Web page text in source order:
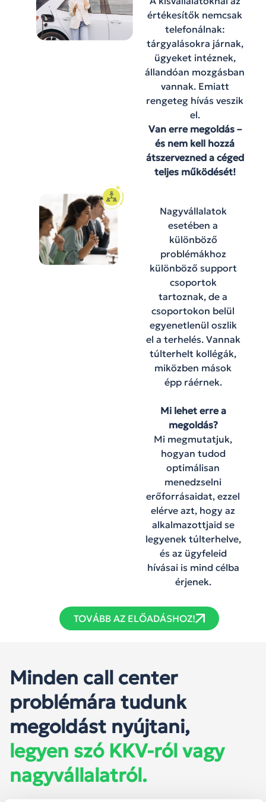
értékesítők nemcsak
telefonálnak:
tárgyalásokra járnak,
ügyeket intéznek,
állandóan mozgásban
vannak. Emiatt
rengeteg hívás veszik
el.
Van erre megoldás –
és nem kell hozzá
átszervezned a céged
teljes működését!
Nagyvállalatok
esetében a
különböző
problémákhoz
különböző support
csoportok
tartoznak, de a
csoportokon belül
egyenetlenül oszlik
el a terhelés. Vannak
túlterhelt kollégák,
miközben mások
épp ráérnek.
Mi lehet erre a
megoldás?
Mi megmutatjuk,
hogyan tudod
optimálisan
menedzselni
erőforrásaidat, ezzel
elérve azt, hogy az
alkalmazottjaid se
legyenek túlterhelve,
és az ügyfeleid
hívásai is mind célba
érjenek.
TOVÁBB AZ ELŐADÁSHOZ!
Minden call center
problémára tudunk
megoldást nyújtani,
legyen szó KKV-ról vagy
nagyvállalatról.